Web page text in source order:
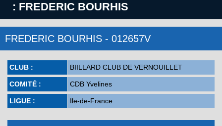
: FREDERIC BOURHIS
FREDERIC BOURHIS - 012657V
CLUB : BIILLARD CLUB DE VERNOUILLET
COMITÉ : CDB Yvelines
LIGUE : Ile-de-France